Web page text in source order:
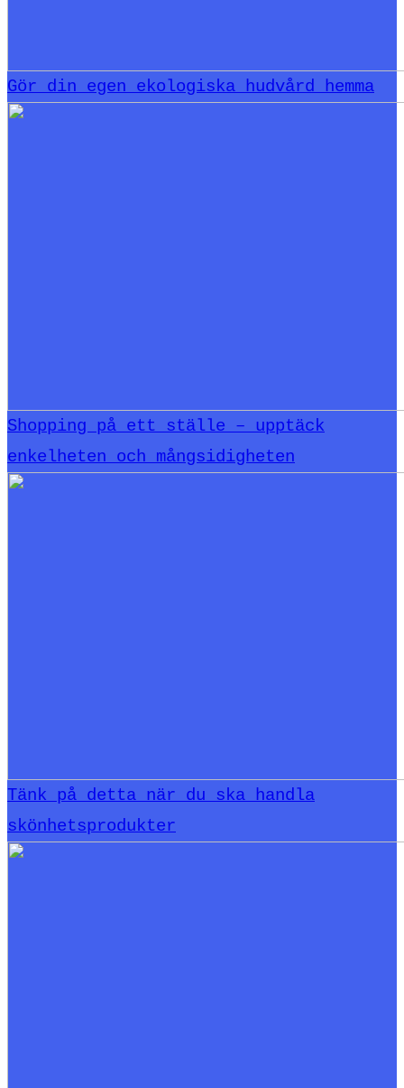
Gör din egen ekologiska hudvård hemma
Shopping på ett ställe – upptäck
enkelheten och mångsidigheten
Tänk på detta när du ska handla
skönhetsprodukter